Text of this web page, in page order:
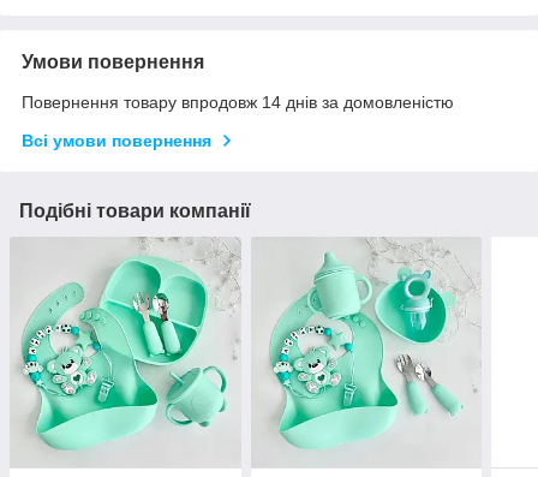
Умови повернення
Повернення товару впродовж 14 днів за домовленістю
Всі умови повернення
Подібні товари компанії